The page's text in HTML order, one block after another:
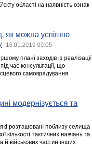
області на наявність ознак
як можна успішно
16.01.2019 09:05
плані заходів із реалізації
час консультації, що
самоврядування
модернізується та
які розташовані поблизу селища
кількості тактичних навчань та
й військових частин інших